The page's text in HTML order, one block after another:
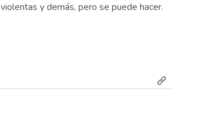
y demás, pero se puede hacer.